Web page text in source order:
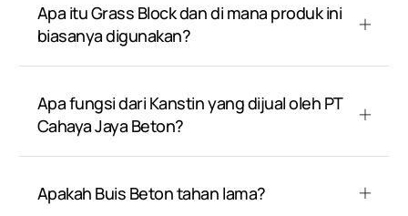
Apa itu Grass Block dan di mana produk ini
biasanya digunakan?
Apa fungsi dari Kanstin yang dijual oleh PT
Cahaya Jaya Beton?
Apakah Buis Beton tahan lama?